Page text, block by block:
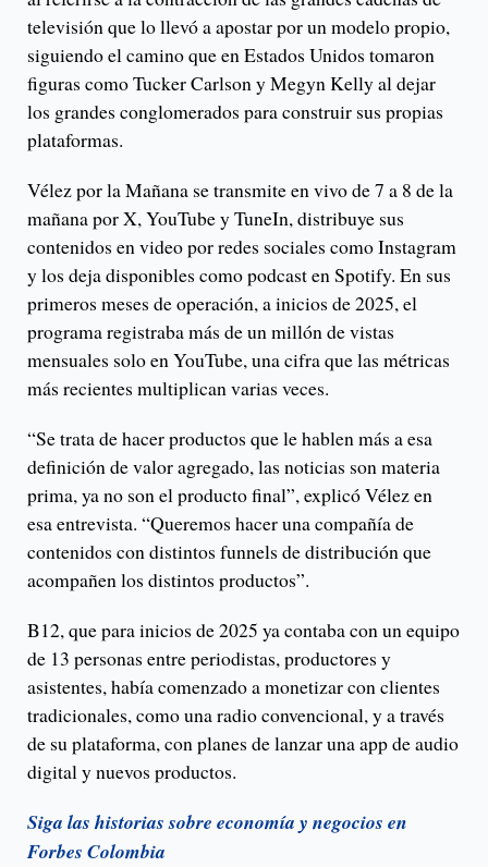
televisión que lo llevó a apostar por un modelo propio,
siguiendo el camino que en Estados Unidos tomaron
figuras como Tucker Carlson y Megyn Kelly al dejar
los grandes conglomerados para construir sus propias
plataformas.
Vélez por la Mañana se transmite en vivo de 7 a 8 de la
mañana por X, YouTube y TuneIn, distribuye sus
contenidos en video por redes sociales como Instagram
y los deja disponibles como podcast en Spotify. En sus
primeros meses de operación, a inicios de 2025, el
programa registraba más de un millón de vistas
mensuales solo en YouTube, una cifra que las métricas
más recientes multiplican varias veces.
“Se trata de hacer productos que le hablen más a esa
definición de valor agregado, las noticias son materia
prima, ya no son el producto final”, explicó Vélez en
esa entrevista. “Queremos hacer una compañía de
contenidos con distintos funnels de distribución que
acompañen los distintos productos”.
B12, que para inicios de 2025 ya contaba con un equipo
de 13 personas entre periodistas, productores y
asistentes, había comenzado a monetizar con clientes
tradicionales, como una radio convencional, y a través
de su plataforma, con planes de lanzar una app de audio
digital y nuevos productos.
Siga las historias sobre economía y negocios en
Forbes Colombia